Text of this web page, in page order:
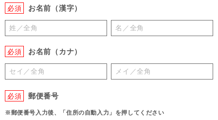
必須 お名前（漢字）
必須 お名前（カナ）
必須 郵便番号
※郵便番号入力後、「住所の自動入力」を押してください